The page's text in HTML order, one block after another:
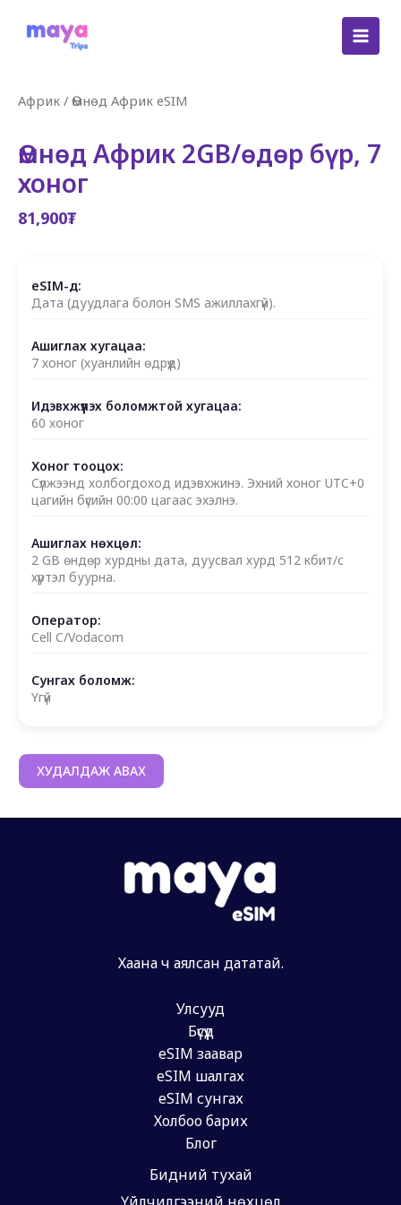
Африк / Өмнөд Африк eSIM
Өмнөд Африк 2GB/өдөр бүр, 7
хоног
81,900₮
eSIM-д:
Дата (дуудлага болон SMS ажиллахгүй).
Ашиглах хугацаа:
7 хоног (хуанлийн өдрүүд)
Идэвхжүүлэх боломжтой хугацаа:
60 хоног
Хоног тооцох:
Сүлжээнд холбогдоход идэвхжинэ. Эхний хоног UTC+0
цагийн бүсийн 00:00 цагаас эхэлнэ.
Ашиглах нөхцөл:
2 GB өндөр хурдны дата, дуусвал хурд 512 кбит/с
хүртэл буурна.
Оператор:
Cell C/Vodacom
Сунгах боломж:
Үгүй
ХУДАЛДАЖ АВАХ
Хаана ч аялсан дататай.
Улсууд
Бүсүүд
eSIM заавар
eSIM шалгах
eSIM сунгах
Холбоо барих
Блог
Бидний тухай